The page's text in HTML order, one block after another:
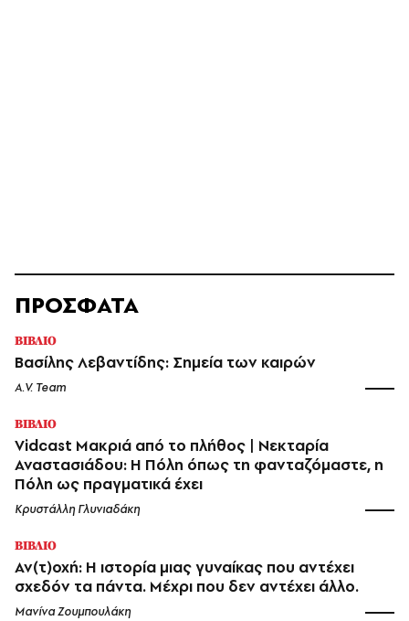
ΠΡΟΣΦΑΤΑ
ΒΙΒΛΙΟ
Βασίλης Λεβαντίδης: Σημεία των καιρών
A.V. Team
ΒΙΒΛΙΟ
Vidcast Μακριά από το πλήθος | Νεκταρία
Αναστασιάδου: Η Πόλη όπως τη φανταζόμαστε, η
Πόλη ως πραγματικά έχει
Κρυστάλλη Γλυνιαδάκη
ΒΙΒΛΙΟ
Αν(τ)οχή: Η ιστορία μιας γυναίκας που αντέχει
σχεδόν τα πάντα. Μέχρι που δεν αντέχει άλλο.
Μανίνα Ζουμπουλάκη